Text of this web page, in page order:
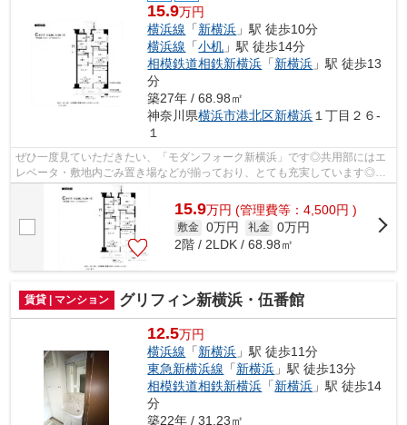
15.9万円
横浜線 「新横浜 」駅 徒歩10分
横浜線 「小机 」駅 徒歩14分
相模鉄道相鉄新横浜 「新横浜 」駅 徒歩13
分
築27年 / 68.98㎡
神奈川県横浜市港北区新横浜 １丁目２６-
１
ぜひ一度見ていただきたい、「モダンフォーク新横浜」です◎共用部にはエ
レベータ・敷地内ごみ置き場などが揃っており、とても充実しています◎地
上10階建てで景色も良く、多数のお問い...
15.9万円 (管理費等：4,500円 )
敷金 0万円 礼金 0万円
2階 / 2LDK / 68.98㎡
賃貸 | マンション グリフィン新横浜・伍番館
12.5万円
横浜線 「新横浜 」駅 徒歩11分
東急新横浜線 「新横浜 」駅 徒歩13分
相模鉄道相鉄新横浜 「新横浜 」駅 徒歩14
分
築22年 / 31.23㎡